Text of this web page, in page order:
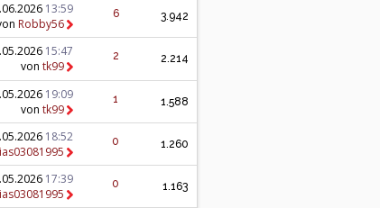
13:59
Robby56
6 3.942
15:47
von tk99
2 2.214
19:09
von tk99
1 1.588
18:52
0 1.260
17:39
0 1.163